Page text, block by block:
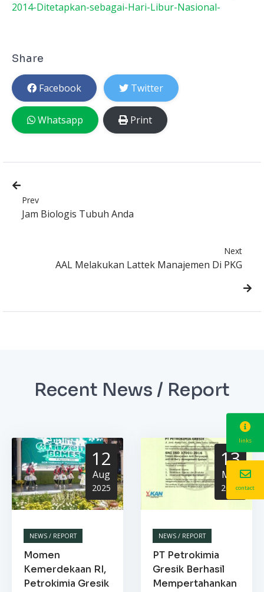
2014-Ditetapkan-sebagai-Hari-Libur-Nasional-
Share
Facebook Twitter
Whatsapp Print
Prev
Jam Biologis Tubuh Anda
Next
AAL Melakukan Lattek Manajemen Di PKG
Recent News / Report
12
Aug
2025
NEWS / REPORT
Momen
Kemerdekaan RI,
Petrokimia Gresik
13
Mar
2025
NEWS / REPORT
PT Petrokimia
Gresik Berhasil
Mempertahankan
links
contact